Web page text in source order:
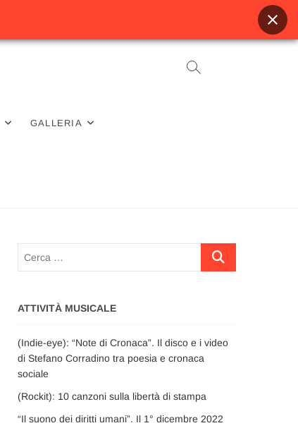
GALLERIA
Cerca
ATTIVITÀ MUSICALE
(Indie-eye): “Note di Cronaca”. Il disco e i video
di Stefano Corradino tra poesia e cronaca
sociale
(Rockit): 10 canzoni sulla libertà di stampa
“Il suono dei diritti umani”. Il 1° dicembre 2022